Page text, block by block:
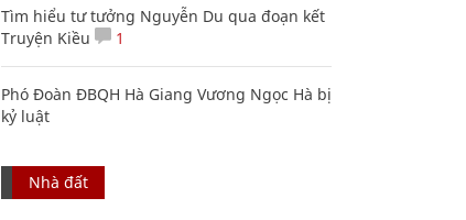
Tìm hiểu tư tưởng Nguyễn Du qua đoạn kết
Truyện Kiều
1
Phó Đoàn ĐBQH Hà Giang Vương Ngọc Hà bị
kỷ luật
Nhà đất